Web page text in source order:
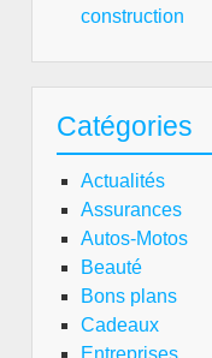
construction
Catégories
Actualités
Assurances
Autos-Motos
Beauté
Bons plans
Cadeaux
Entreprises